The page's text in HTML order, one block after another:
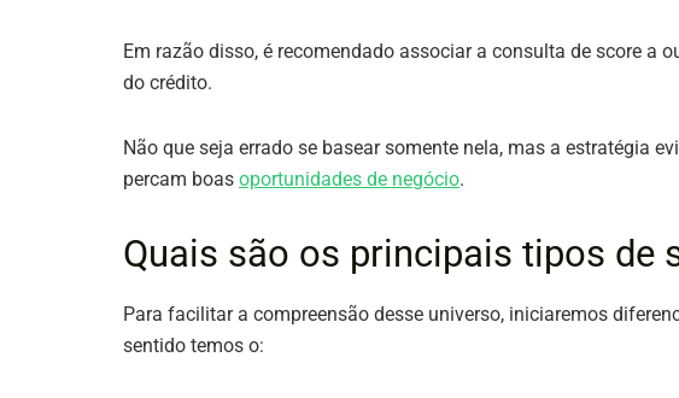
Em razão disso, é recomendado associar a consulta de score a
do crédito.
Não que seja errado se basear somente nela, mas a estratégia
percam boas oportunidades de negócio.
Quais são os principais tipos de
Para facilitar a compreensão desse universo, iniciaremos
sentido temos o: